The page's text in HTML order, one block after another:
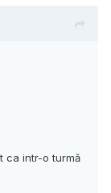
ca intr-o turmă